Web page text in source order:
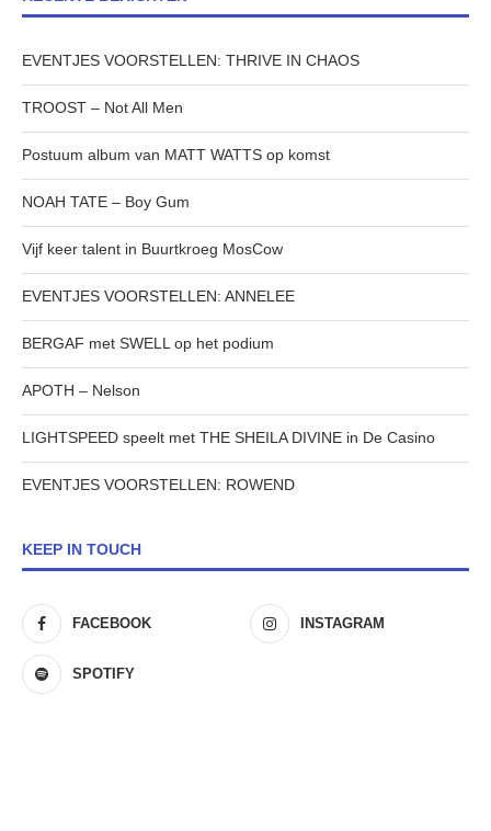
EVENTJES VOORSTELLEN: THRIVE IN CHAOS
TROOST – Not All Men
Postuum album van MATT WATTS op komst
NOAH TATE – Boy Gum
Vijf keer talent in Buurtkroeg MosCow
EVENTJES VOORSTELLEN: ANNELEE
BERGAF met SWELL op het podium
APOTH – Nelson
LIGHTSPEED speelt met THE SHEILA DIVINE in De Casino
EVENTJES VOORSTELLEN: ROWEND
KEEP IN TOUCH
FACEBOOK INSTAGRAM
SPOTIFY